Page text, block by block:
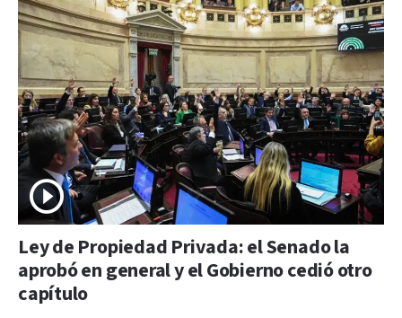
Ley de Propiedad Privada: el Senado la
aprobó en general y el Gobierno cedió otro
capítulo